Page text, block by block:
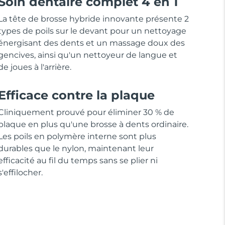
tête de brosse hybride innovante présente 2
de poils sur le devant pour un nettoyage
des dents et un massage doux des
ainsi qu'un nettoyeur de langue et
joues à l'arrière.
contre la plaque
prouvé pour éliminer 30 % de
en plus qu'une brosse à dents ordinaire.
poils en polymère interne sont plus
que le nylon, maintenant leur
au fil du temps sans se plier ni